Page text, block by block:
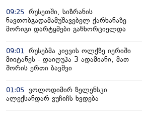
09:25 რუსეთში, სიზრანის
ნავთობგადამამუშავებელ ქარხანაზე
მორიგი დარტყმები განხორციელდა
09:01
რუსებმა კიევის ოლქზე იერიში
მიიტანეს - დაიღუპა 3 ადამიანი, მათ
შორის ერთი ბავშვი
01:05 ვოლოდიმირ ზელენსკი
ალექსანდარ ვუჩიჩს ხვდება